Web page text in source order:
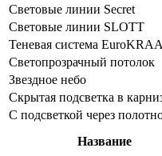
Световые линии Secret
Световые линии SLOTT
Теневая система
Светопрозрачный потолок
Звездное небо
Скрытая подсветка в
С подсветкой через
Название